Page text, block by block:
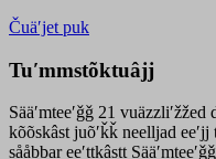
Čuäʹjet puk
Tuʹmmstõktuâjj
Sääʹmteeʹǧǧ 21
kõõskâst juõʹǩǩ neelljad eeʹjj
sååbbar eeʹttkâstt